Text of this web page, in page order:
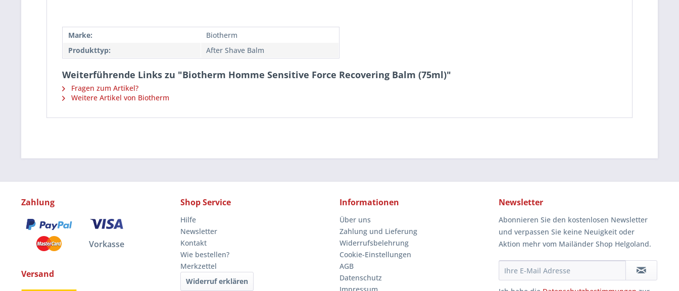
Marke:
Biotherm
Produkttyp:
After Shave Balm
Weiterführende Links zu "Biotherm Homme Sensitive Force Recovering Balm (75ml)"
Fragen zum Artikel?
Weitere Artikel von Biotherm
Zahlung
Vorkasse
Versand
Shop Service
Hilfe
Newsletter
Kontakt
Wie bestellen?
Merkzettel
Widerruf erklären
Informationen
Über uns
Zahlung und Lieferung
Widerrufsbelehrung
Cookie-Einstellungen
AGB
Datenschutz
Newsletter
Abonnieren Sie den kostenlosen Newsletter
und verpassen Sie keine Neuigkeit oder
Aktion mehr vom Mailänder Shop Helgoland.